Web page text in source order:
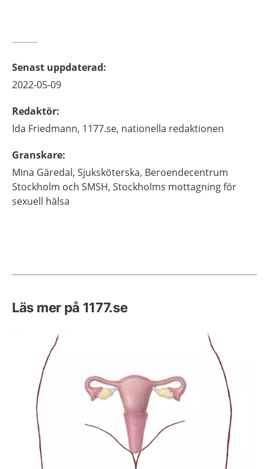
Senast uppdaterad:
2022-05-09
Redaktör:
Ida Friedmann, 1177.se, nationella redaktionen
Granskare:
Mina Gäredal, Sjuksköterska, Beroendecentrum
Stockholm och SMSH, Stockholms mottagning för
sexuell hälsa
Läs mer på 1177.se